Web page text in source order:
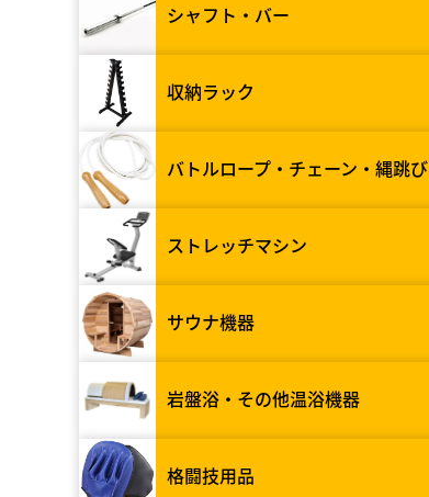
シャフト・バー
収納ラック
バトルロープ・チェーン・縄跳び
ストレッチマシン
サウナ機器
岩盤浴・その他温浴機器
格闘技用品